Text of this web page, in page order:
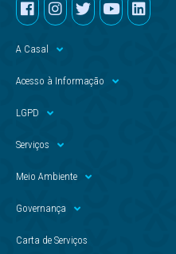
A Casal
Acesso à Informação
LGPD
Serviços
Meio Ambiente
Governança
Carta de Serviços